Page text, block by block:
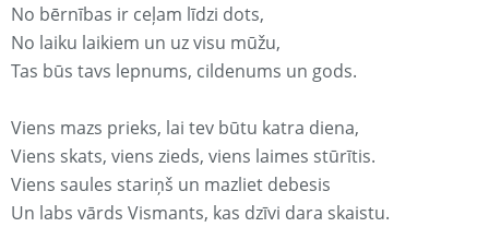
No bērnības ir ceļam līdzi dots,
No laiku laikiem un uz visu mūžu,
Tas būs tavs lepnums, cildenums un gods.
Viens mazs prieks, lai tev būtu katra diena,
Viens skats, viens zieds, viens laimes stūrītis.
Viens saules stariņš un mazliet debesis
Un labs vārds Vismants, kas dzīvi dara skaistu.